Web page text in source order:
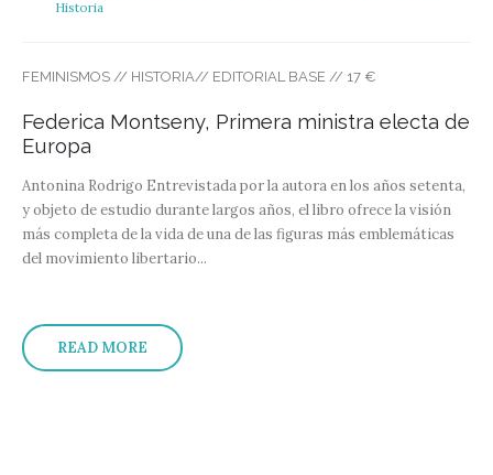
Historia
FEMINISMOS // HISTORIA// EDITORIAL BASE // 17 €
Federica Montseny, Primera ministra electa de
Europa
Antonina Rodrigo Entrevistada por la autora en los años setenta,
y objeto de estudio durante largos años, el libro ofrece la visión
más completa de la vida de una de las figuras más emblemáticas
del movimiento libertario...
READ MORE